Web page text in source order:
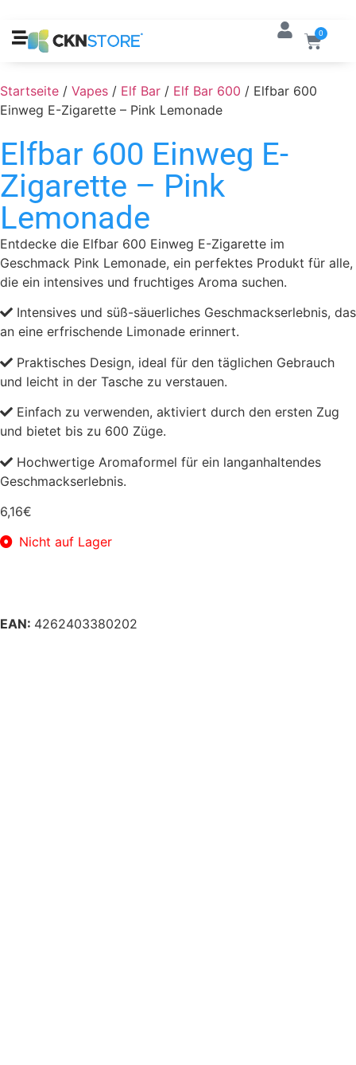
0
Startseite / Vapes / Elf Bar / Elf Bar 600 / Elfbar 600
Einweg E-Zigarette – Pink Lemonade
Elfbar 600 Einweg E-
Zigarette – Pink
Lemonade
Entdecke die Elfbar 600 Einweg E-Zigarette im
Geschmack Pink Lemonade, ein perfektes Produkt für alle,
die ein intensives und fruchtiges Aroma suchen.
Intensives und süß-säuerliches Geschmackserlebnis, das
an eine erfrischende Limonade erinnert.
Praktisches Design, ideal für den täglichen Gebrauch
und leicht in der Tasche zu verstauen.
Einfach zu verwenden, aktiviert durch den ersten Zug
und bietet bis zu 600 Züge.
Hochwertige Aromaformel für ein langanhaltendes
Geschmackserlebnis.
6,16€
Nicht auf Lager
EAN: 4262403380202